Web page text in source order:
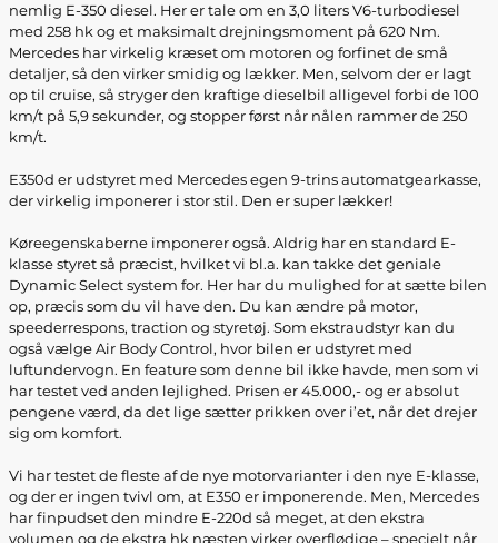
nemlig E-350 diesel. Her er tale om en 3,0 liters V6-turbodiesel
med 258 hk og et maksimalt drejningsmoment på 620 Nm.
Mercedes har virkelig kræset om motoren og forfinet de små
detaljer, så den virker smidig og lækker. Men, selvom der er lagt
op til cruise, så stryger den kraftige dieselbil alligevel forbi de 100
km/t på 5,9 sekunder, og stopper først når nålen rammer de 250
km/t.
E350d er udstyret med Mercedes egen 9-trins automatgearkasse,
der virkelig imponerer i stor stil. Den er super lækker!
Køreegenskaberne imponerer også. Aldrig har en standard E-
klasse styret så præcist, hvilket vi bl.a. kan takke det geniale
Dynamic Select system for. Her har du mulighed for at sætte bilen
op, præcis som du vil have den. Du kan ændre på motor,
speederrespons, traction og styretøj. Som ekstraudstyr kan du
også vælge Air Body Control, hvor bilen er udstyret med
luftundervogn. En feature som denne bil ikke havde, men som vi
har testet ved anden lejlighed. Prisen er 45.000,- og er absolut
pengene værd, da det lige sætter prikken over i’et, når det drejer
sig om komfort.
Vi har testet de fleste af de nye motorvarianter i den nye E-klasse,
og der er ingen tvivl om, at E350 er imponerende. Men, Mercedes
har finpudset den mindre E-220d så meget, at den ekstra
volumen og de ekstra hk næsten virker overflødige – specielt når